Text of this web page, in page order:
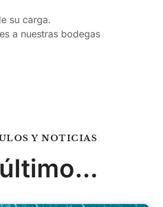
su carga.
a nuestras bodegas
Y NOTICIAS